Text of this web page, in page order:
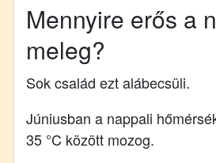
Mennyire erős a
meleg?
Sok család ezt alábecsüli.
Júniusban a nappali
35 °C között mozog.